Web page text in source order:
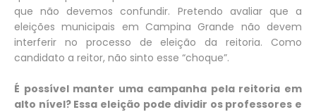
que não devemos confundir. Pretendo avaliar que a
eleições municipais em Campina Grande não devem
interferir no processo de eleição da reitoria. Como
candidato a reitor, não sinto esse “choque”.
É possível manter uma campanha pela reitoria em
alto nível? Essa eleição pode dividir os professores e